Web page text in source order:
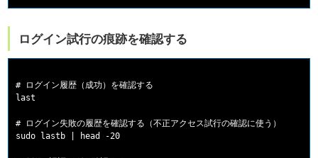
ログイン試行の痕跡を確認する
# ログイン履歴（成功）を確認する
last
# ログイン失敗の履歴を確認する（不正アクセス試行の確認に使う）
sudo lastb | head -20